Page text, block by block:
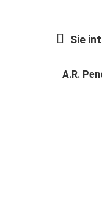
Sie
A.R.